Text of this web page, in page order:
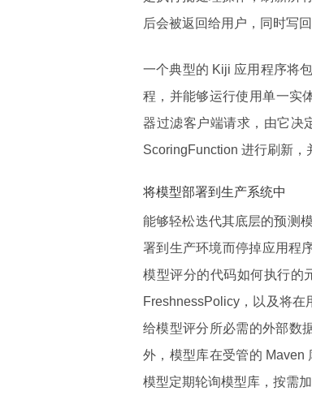
后会被返回给用户，同时写
一个典型的 Kiji 应用程序将
程，并能够运行使用单一实
器过滤客户端请求，由它决
ScoringFunction 进行刷新，
将模型部署到生产系统中
能够轻松迭代其底层的预测
署到生产环境而停掉应用程
模型评分的代码如何执行的
FreshnessPolicy，以及将
给模型评分所必需的外部数
外，模型库在受管的 Maven
模型定期轮询模型库，按需加